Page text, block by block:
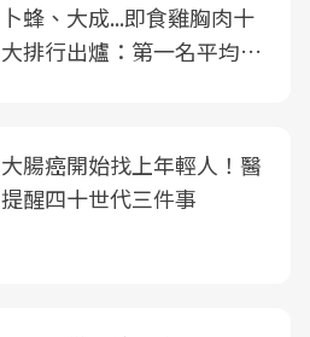
卜蜂、大成...即食雞胸肉十
大排行出爐：第一名平均一
大腸癌開始找上年輕人！醫
提醒四十世代三件事